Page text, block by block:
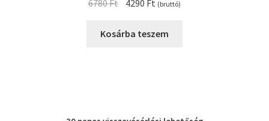
6780Ft
was:
4290 Ft
is:
(bruttó)
Kosárba teszem